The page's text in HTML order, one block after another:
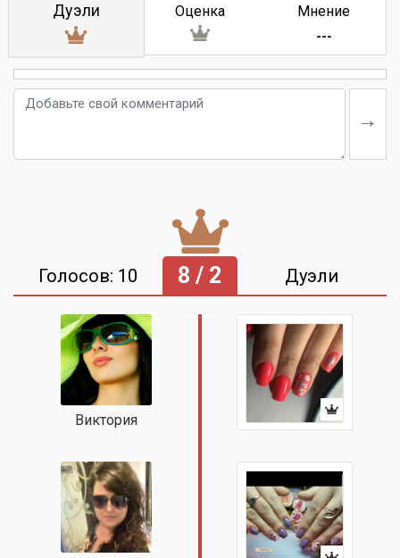
Дуэли Оценка Мнение
---
Голосов: 10 8 / 2 Дуэли
Виктория